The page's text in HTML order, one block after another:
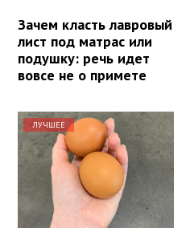
Зачем класть лавровый
лист под матрас или
подушку: речь идет
вовсе не о примете
ЛУЧШЕЕ